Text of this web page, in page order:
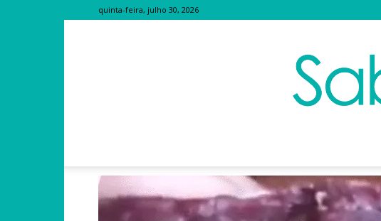
quinta-feira, julho 30, 2026